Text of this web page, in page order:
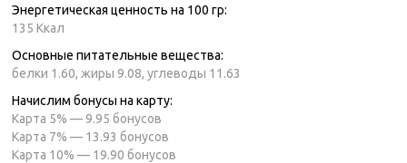
Энергетическая ценность на 100 гр:
135 Ккал
Основные питательные вещества:
белки 1.60, жиры 9.08, углеводы 11.63
Начислим бонусы на карту:
Карта 5% — 9.95 бонусов
Карта 7% — 13.93 бонусов
Карта 10% — 19.90 бонусов